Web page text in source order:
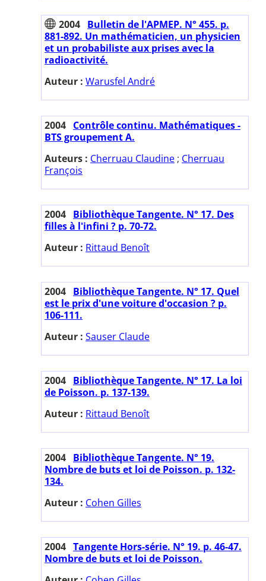
2004 Bulletin de l'APMEP. N° 455. p.
881-892. Un mathématicien, un physicien
et un probabiliste aux prises avec la
radioactivité.
Auteur : Warusfel André
2004 Contrôle continu. Mathématiques -
BTS groupement A.
Auteurs : Cherruau Claudine ; Cherruau
François
2004 Bibliothèque Tangente. N° 17. Des
filles à l'infini ? p. 70-72.
Auteur : Rittaud Benoît
2004 Bibliothèque Tangente. N° 17. Quel
est le prix d'une voiture d'occasion ? p.
106-111.
Auteur : Sauser Claude
2004 Bibliothèque Tangente. N° 17. La loi
de Poisson. p. 137-139.
Auteur : Rittaud Benoît
2004 Bibliothèque Tangente. N° 19.
Nombre de buts et loi de Poisson. p. 132-
134.
Auteur : Cohen Gilles
2004 Tangente Hors-série. N° 19. p. 46-47.
Nombre de buts et loi de Poisson.